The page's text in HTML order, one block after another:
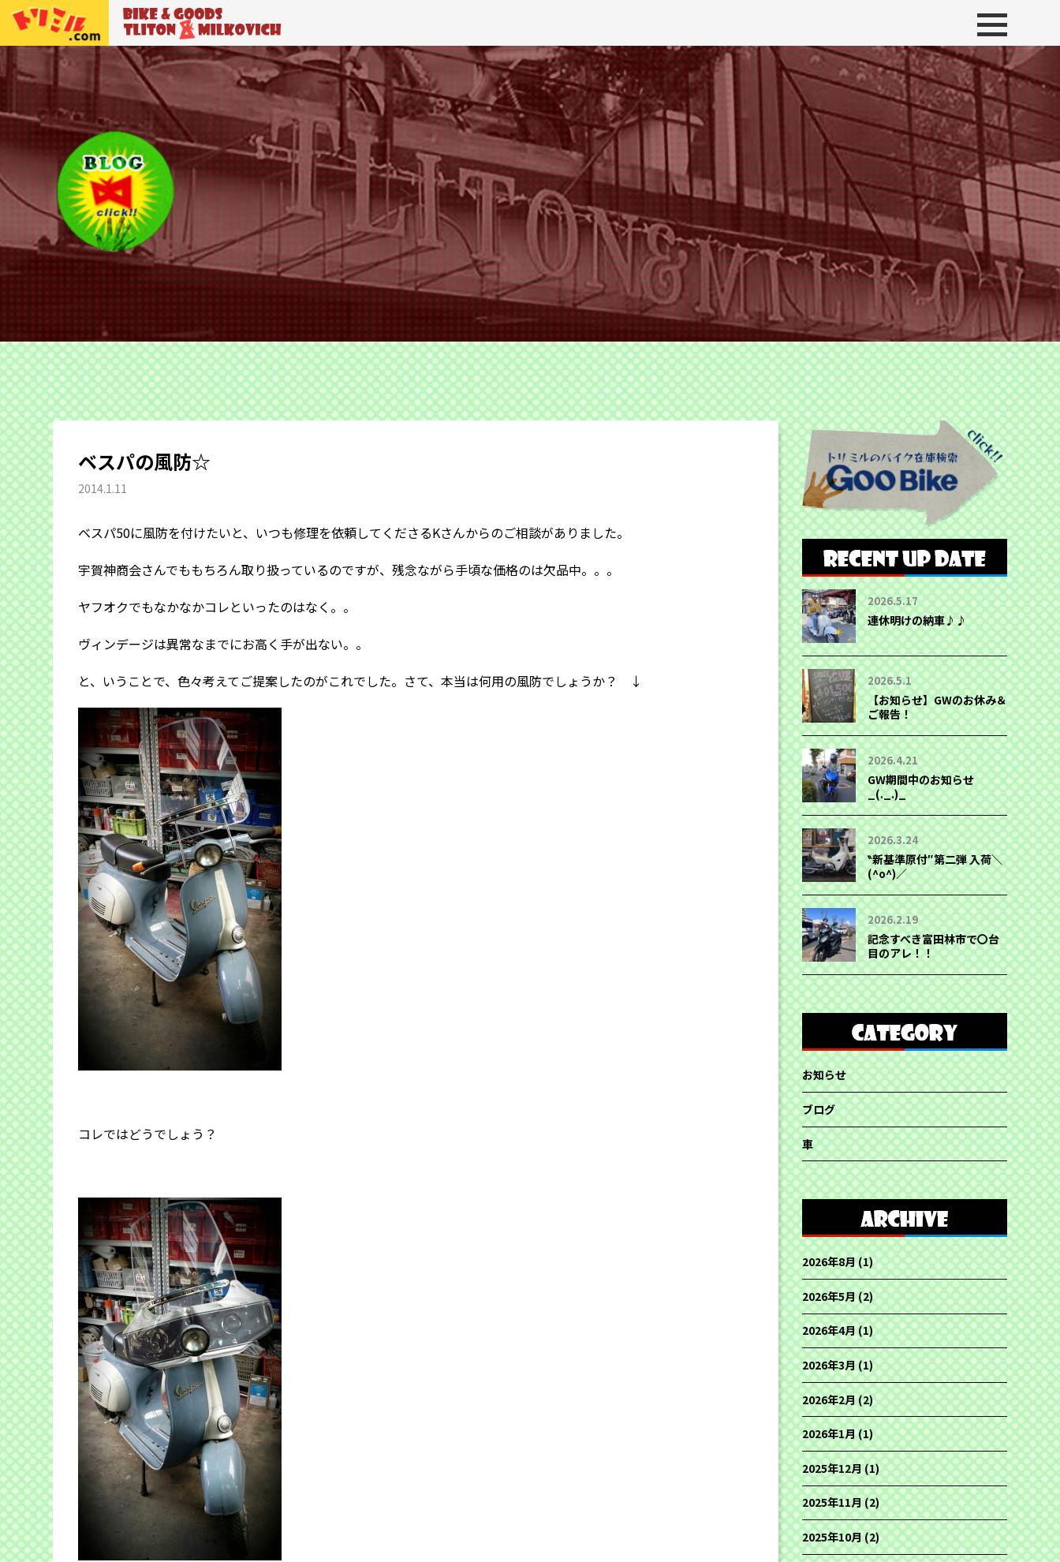
トリトン＆ミルコビッチ
ベスパの風防☆
2014.1.11
ベスパ50に風防を付けたいと、いつも修理を依頼してくださるKさんからのご相談がありました。
宇賀神商会さんでももちろん取り扱っているのですが、残念ながら手頃な価格のは欠品中。。。
ヤフオクでもなかなかコレといったのはなく。。
ヴィンデージは異常なまでにお高く手が出ない。。
と、いうことで、色々考えてご提案したのがこれでした。さて、本当は何用の風防でしょうか？ ↓
コレではどうでしょう？
2026.5.17
連休明けの納車♪♪
2026.5.1
【お知らせ】GWのお休み＆
ご報告！
2026.4.21
GW期間中のお知らせ
_(._.)_
2026.3.24
‶新基準原付″第二弾 入荷＼
(^o^)／
2026.2.19
記念すべき富田林市で〇台
目のアレ！！
お知らせ
ブログ
車
2026年8月(1)
2026年5月(2)
2026年4月(1)
2026年3月(1)
2026年2月(2)
2026年1月(1)
2025年12月(1)
2025年11月(2)
2025年10月(2)